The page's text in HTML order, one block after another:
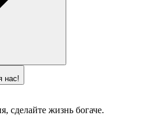
нас!
сделайте жизнь богаче.